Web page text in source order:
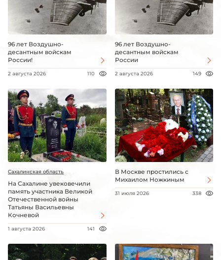
96 лет Воздушно-
десантным войскам
России!
2 августа 2026 110
96 лет Воздушно-
десантным войскам
России
2 августа 2026 149
Сахалинская область
На Сахалине увековечили
память участника Великой
Отечественной войны
Татьяны Васильевны
Кочневой
1 августа 2026 141
В Москве простились с
Михаилом Ножкиным
31 июля 2026 338